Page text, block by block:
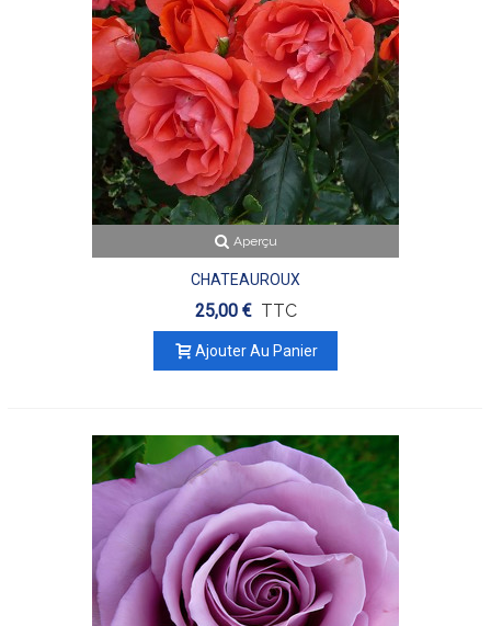
Aperçu
CHATEAUROUX
25,00 € TTC
Ajouter Au Panier